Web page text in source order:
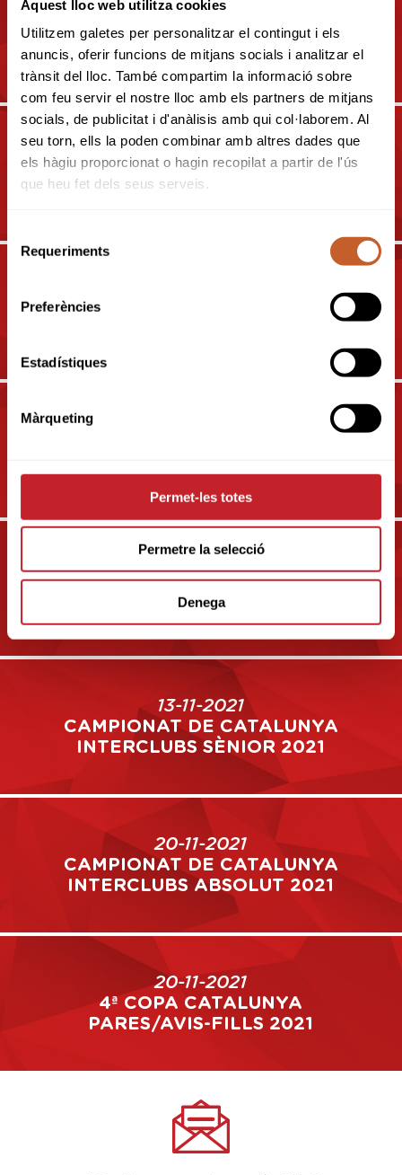
Aquest lloc web utilitza cookies
Utilitzem galetes per personalitzar el contingut i els
anuncis, oferir funcions de mitjans socials i analitzar el
trànsit del lloc. També compartim la informació sobre
com feu servir el nostre lloc amb els partners de mitjans
socials, de publicitat i d'anàlisis amb qui col·laborem. Al
seu torn, ells la poden combinar amb altres dades que
els hàgiu proporcionat o hagin recopilat a partir de l'ús
que heu fet dels seus serveis.
Requeriments
Preferències
Estadístiques
Màrqueting
Permet-les totes
Permetre la selecció
Denega
07-09-2021
CAMPIONAT DE CATALUNYA
MATCHPLAY SUB-16 2021
CAMPIONAT DE CATALUNYA
DOBLE SÈNIOR 2021
CATALUNYA INTERCLUBS
BOYS I GIRLS 2021 - COPA IN
INDIVIDUAL SENIOR 2021
06-11-2021
INTERCLUBS INFANTIL 2021
13-11-2021
CAMPIONAT DE CATALUNYA
INTERCLUBS SÈNIOR 2021
20-11-2021
CAMPIONAT DE CATALUNYA
INTERCLUBS ABSOLUT 2021
20-11-2021
4ª COPA CATALUNYA
PARES/AVIS-FILLS 2021